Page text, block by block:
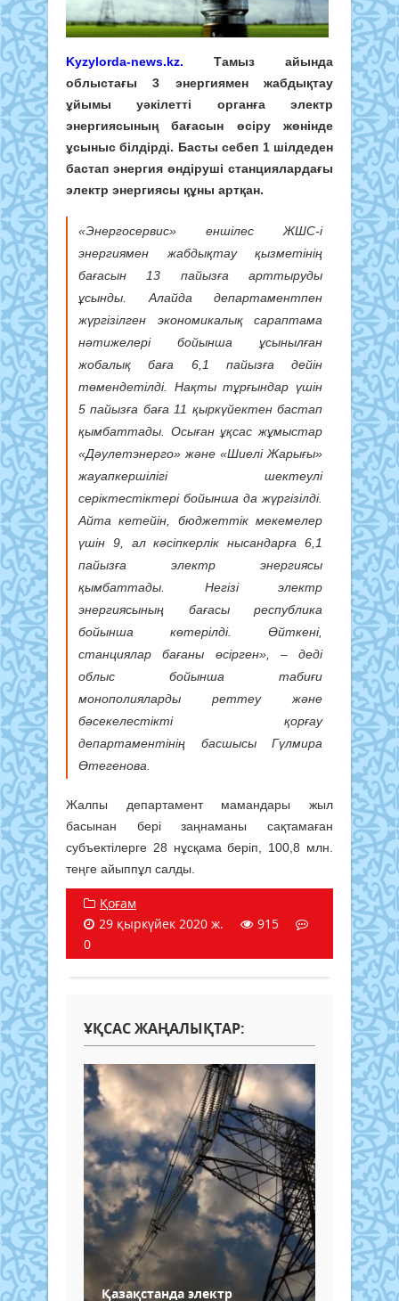
Kyzylorda-news.kz.
Тамыз айында
облыстағы 3 энергиямен жабдықтау
ұйымы уәкілетті органға электр
энергиясының бағасын өсіру жөнінде
ұсыныс білдірді. Басты себеп 1 шілдеден
бастап энергия өндіруші станциялардағы
электр энергиясы құны артқан.
«Энергосервис» еншілес ЖШС-і
энергиямен жабдықтау қызметінің
бағасын 13 пайызға арттыруды
ұсынды. Алайда департаментпен
жүргізілген экономикалық сараптама
нәтижелері бойынша ұсынылған
жобалық баға 6,1 пайызға дейін
төмендетілді. Нақты тұрғындар үшін
5 пайызға баға 11 қыркүйектен бастап
қымбаттады. Осыған ұқсас жұмыстар
«Дәулетэнерго» және «Шиелі Жарығы»
жауапкершілігі шектеулі
серіктестіктері бойынша да жүргізілді.
Айта кетейін, бюджеттік мекемелер
үшін 9, ал кәсіпкерлік нысандарға 6,1
пайызға электр энергиясы
қымбаттады. Негізі электр
энергиясының бағасы республика
бойынша көтерілді. Өйткені,
станциялар бағаны өсірген», – деді
облыс бойынша табиғи
монополияларды реттеу және
бәсекелестікті қорғау
департаментінің басшысы Гүлмира
Өтегенова.
Жалпы департамент мамандары жыл
басынан бері заңнаманы сақтамаған
субъектілерге 28 нұсқама беріп, 100,8 млн.
теңге айыппұл салды.
Қоғам
29 қыркүйек 2020 ж.
915
0
ҰҚСАС ЖАҢАЛЫҚТАР:
Қазақстанда электр